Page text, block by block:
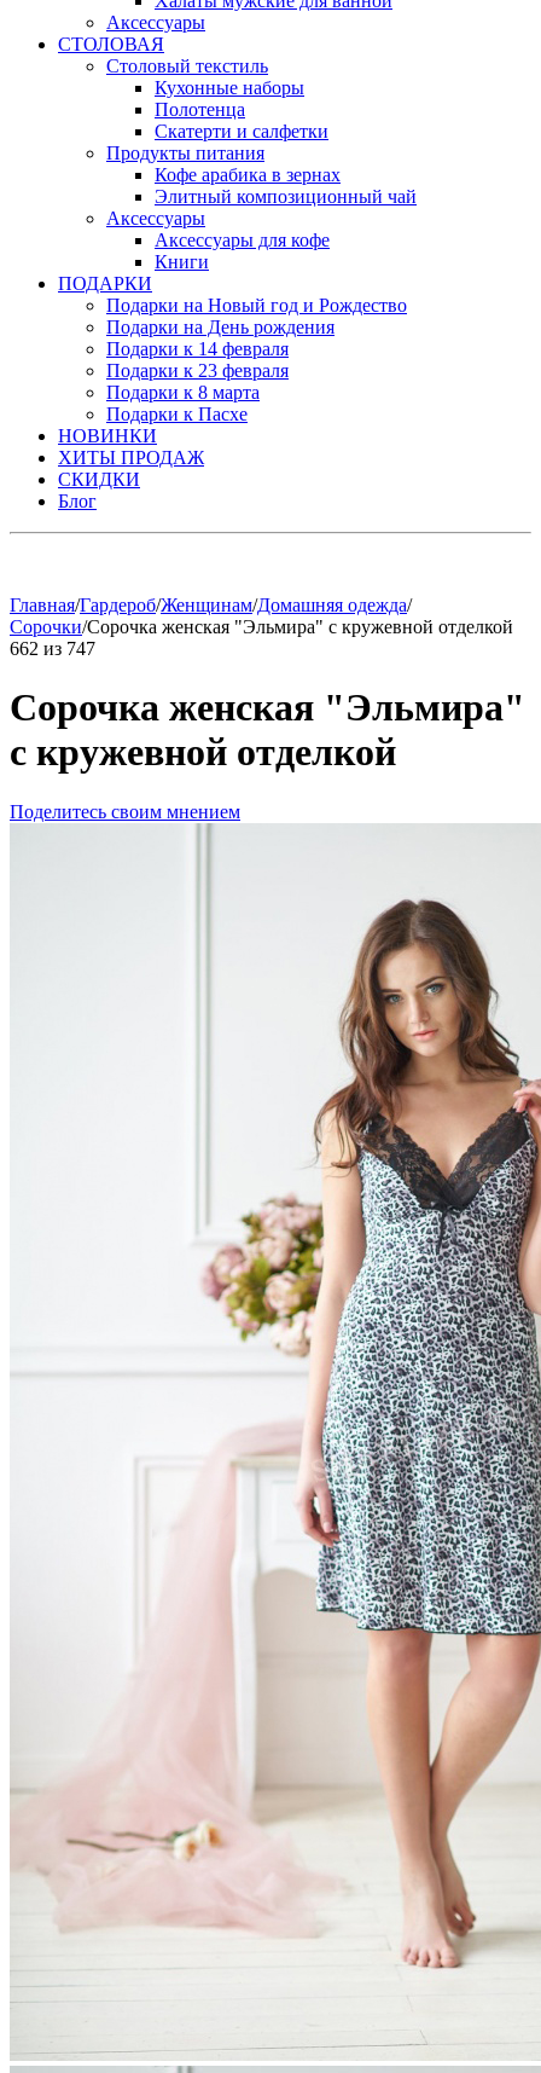
Аксессуары
СТОЛОВАЯ
Столовый текстиль
Кухонные наборы
Полотенца
Скатерти и салфетки
Продукты питания
Кофе арабика в зернах
Элитный композиционный чай
Аксессуары
Аксессуары для кофе
Книги
ПОДАРКИ
Подарки на Новый год и Рождество
Подарки на День рождения
Подарки к 14 февраля
Подарки к 23 февраля
Подарки к 8 марта
Подарки к Пасхе
НОВИНКИ
ХИТЫ ПРОДАЖ
СКИДКИ
Блог
Главная/Гардероб/Женщинам/Домашняя одежда/
Сорочки/Сорочка женская "Эльмира" с кружевной отделкой
662 из 747
Сорочка женская "Эльмира"
с кружевной отделкой
Поделитесь своим мнением